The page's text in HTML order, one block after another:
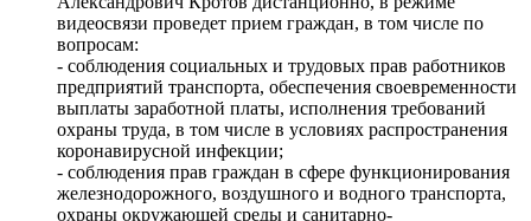
видеосвязи проведет прием граждан, в том числе по
вопросам:
- соблюдения социальных и трудовых прав работников
предприятий транспорта, обеспечения своевременности
выплаты заработной платы, исполнения требований
охраны труда, в том числе в условиях распространения
коронавирусной инфекции;
- соблюдения прав граждан в сфере функционирования
железнодорожного, воздушного и водного транспорта,
охраны окружающей среды и санитарно-